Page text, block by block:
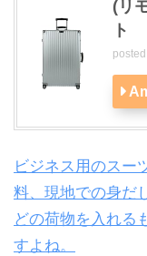
(リ
ト
ビジネス用のスー
料、現地での身だ
どの荷物を入れる
すよね。